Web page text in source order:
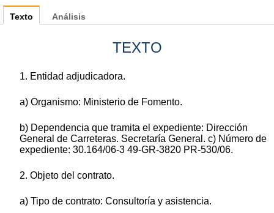
Texto
TEXTO
1. Entidad adjudicadora.
a) Organismo: Ministerio de Fomento.
b) Dependencia que tramita el expediente: Dirección
General de Carreteras. Secretaría General. c) Número de
expediente: 30.164/06-3 49-GR-3820 PR-530/06.
2. Objeto del contrato.
a) Tipo de contrato: Consultoría y asistencia.
Análisis